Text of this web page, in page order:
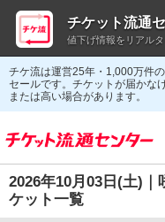
チケ流は運営25年・1,000万件
セールです。チケットが届かな
または高い場合があります。
2026年10月03日(土)
ケット一覧
チケット流通
値下げ情報をリアル